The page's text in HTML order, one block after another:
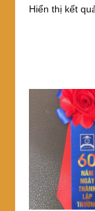
Hiển thị kết